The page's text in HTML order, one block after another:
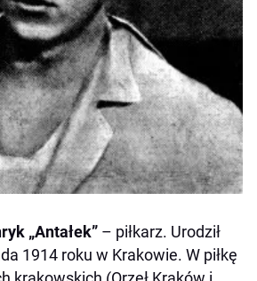
„Antałek” – piłkarz. Urodził
1914 roku w Krakowie. W piłkę